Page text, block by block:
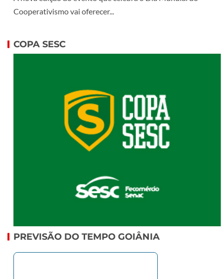
Cooperativismo vai oferecer...
COPA SESC
PREVISÃO DO TEMPO GOIÂNIA